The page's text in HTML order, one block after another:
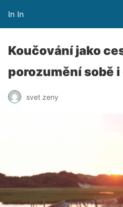
In In
Koučování jako
porozumění sobě
svet zeny